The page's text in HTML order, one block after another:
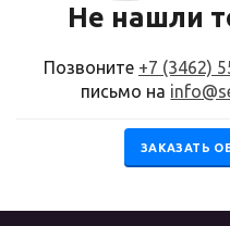
Не нашли
Позвоните +7 (3462)
письмо на
ЗАКАЗАТЬ